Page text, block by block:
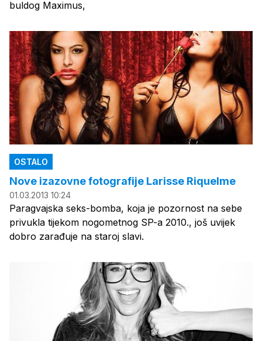
buldog Maximus,
OSTALO
Nove izazovne fotografije Larisse Riquelme
01.03.2013 10:24
Paragvajska seks-bomba, koja je pozornost na sebe
privukla tijekom nogometnog SP-a 2010., još uvijek
dobro zarađuje na staroj slavi.